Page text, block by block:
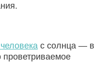
с солнца — в